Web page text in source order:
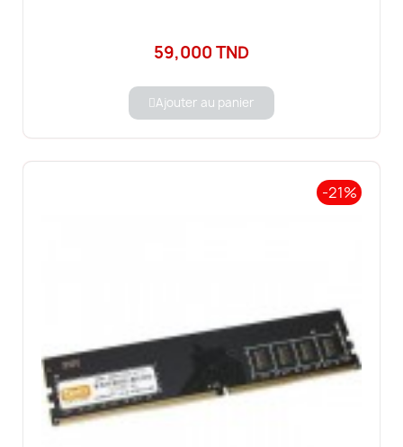
59,000 TND
Ajouter au panier
-21%